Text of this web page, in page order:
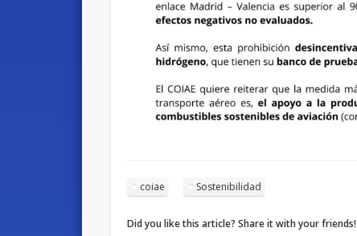
coiae Sostenibilidad
Did you like this article? Share it with your friends!